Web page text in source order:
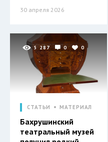
30 апреля 2026
5 287 0 0
СТАТЬИ МАТЕРИАЛ
Бахрушинский
театральный музей